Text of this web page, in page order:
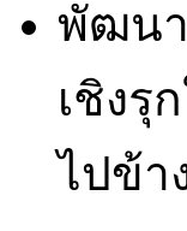
พัฒนา
เชิงรุ
ไปข้า